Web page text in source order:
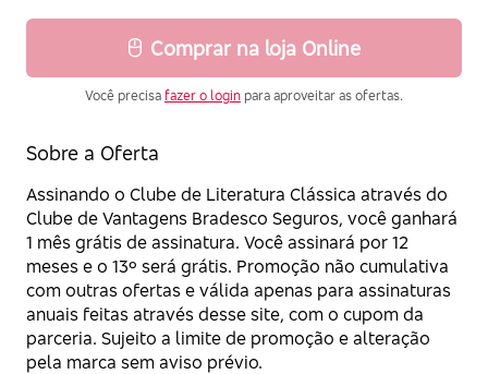
Comprar na loja Online
Você precisa fazer o login para aproveitar as ofertas.
Sobre a Oferta
Assinando o Clube de Literatura Clássica através do
Clube de Vantagens Bradesco Seguros, você ganhará
1 mês grátis de assinatura. Você assinará por 12
meses e o 13º será grátis. Promoção não cumulativa
com outras ofertas e válida apenas para assinaturas
anuais feitas através desse site, com o cupom da
parceria. Sujeito a limite de promoção e alteração
pela marca sem aviso prévio.